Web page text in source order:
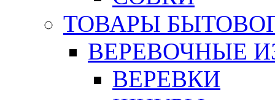
ТОВАРЫ
ВЕРЕВОЧНЫЕ
ВЕРЕВКИ